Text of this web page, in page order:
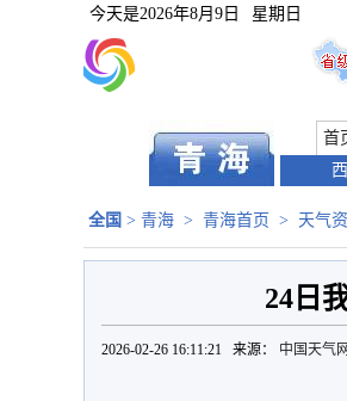
今天是2026年8月9日 星期日
首
全国 > 青海 > 青海首页 > 天气
24日
2026-02-26 16:11:21 来源： 中国天气